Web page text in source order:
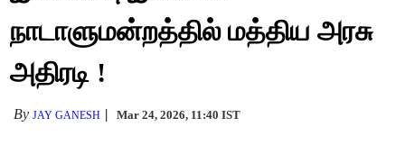
நாடாளுமன்றத்தில் மத்திய அரசு
அதிரடி !
ByJAY GANESH Mar 24, 2026, 11:40 IST